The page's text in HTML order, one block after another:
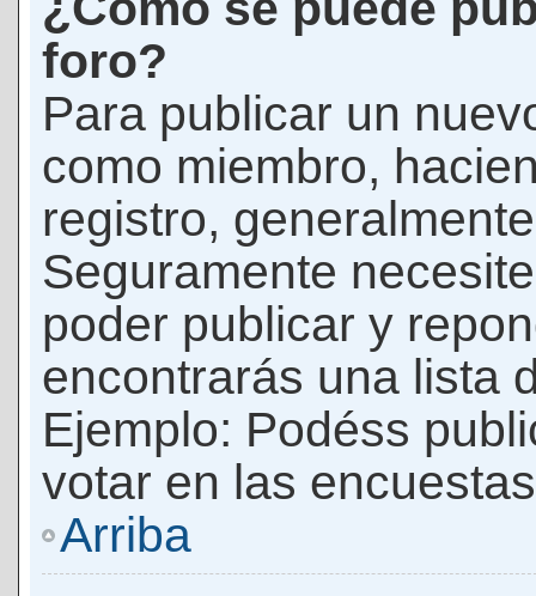
foro?
Para publicar un
como miembro,
registro,
Seguramente
poder publicar y
encontrarás una lista
Ejemplo: Podéss
votar en las
Arriba